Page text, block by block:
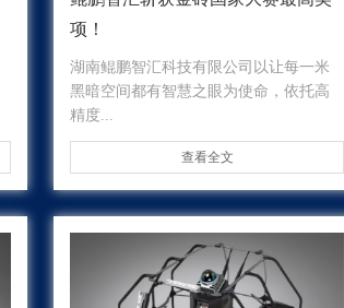
项！
湖南鲲鹏智汇科技有限公司以让每一米
黑暗空间都有智慧之眼为使命，依托高
精度...
查看全文